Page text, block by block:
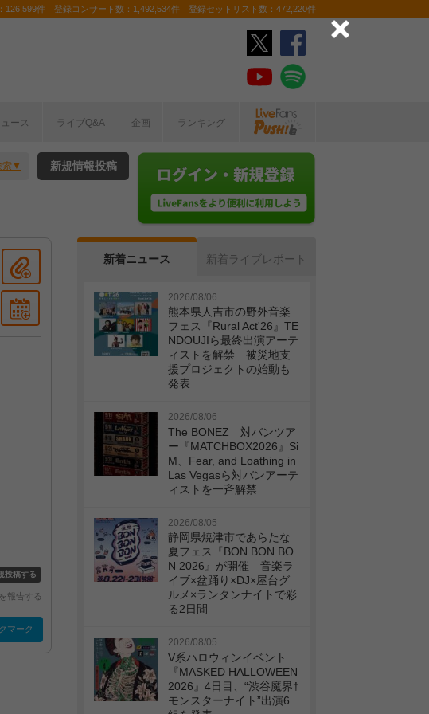
126,599件 登録コンサート数：1,492,534件 登録セットリスト数：472,220件
ース ライブQ&A 企画 ランキング
索 新規情報投稿
投稿する
報告する
マーク
新着ニュース 新着ライブレポート
2026/08/06
熊本県人吉市の野外音楽
フェス『Rural Act'26』TE
NDOUJIら最終出演アーテ
ィストを解禁 被災地支
援プロジェクトの始動も
発表
2026/08/06
The BONEZ 対バンツア
ー『MATCHBOX2026』Si
M、Fear, and Loathing in
Las Vegasら対バンアーテ
ィストを一斉解禁
2026/08/05
静岡県焼津市であらたな
夏フェス『BON BON BO
N 2026』が開催 音楽ラ
イブ×盆踊り×DJ×屋台グ
ルメ×ランタンナイトで彩
る2日間
2026/08/05
V系ハロウィンイベント
『MASKED HALLOWEEN
2026』4日目、“渋谷魔界†
モンスターナイト”出演6